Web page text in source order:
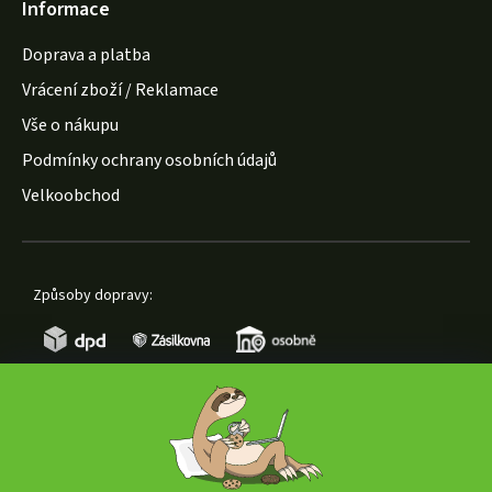
Informace
Doprava a platba
Vrácení zboží / Reklamace
Vše o nákupu
Podmínky ochrany osobních údajů
Velkoobchod
Způsoby dopravy: